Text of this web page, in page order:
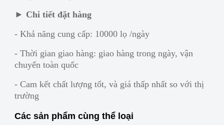
► Chi tiết đặt hàng
- Khả năng cung cấp: 10000 lọ /ngày
- Thời gian giao hàng: giao hàng trong ngày, vận
chuyển toàn quốc
- Cam kết chất lượng tốt, và giá thấp nhất so với thị
trường
Các sản phẩm cùng thể loại